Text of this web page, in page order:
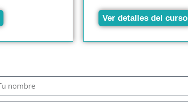
Ver detalles del curso